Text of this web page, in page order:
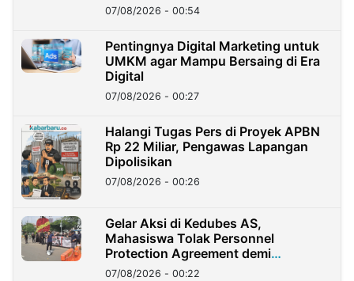
07/08/2026 - 00:54
Pentingnya Digital Marketing untuk
UMKM agar Mampu Bersaing di Era
Digital
07/08/2026 - 00:27
Halangi Tugas Pers di Proyek APBN
Rp 22 Miliar, Pengawas Lapangan
Dipolisikan
07/08/2026 - 00:26
Gelar Aksi di Kedubes AS,
Mahasiswa Tolak Personnel
Protection Agreement demi
Kedaulatan Negara
07/08/2026 - 00:22